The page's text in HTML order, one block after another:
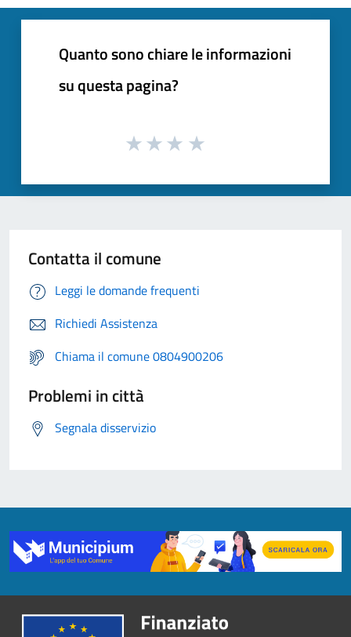
Quanto sono chiare le informazioni
su questa pagina?
Contatta il comune
Leggi le domande frequenti
Richiedi Assistenza
Chiama il comune 0804900206
Problemi in città
Segnala disservizio